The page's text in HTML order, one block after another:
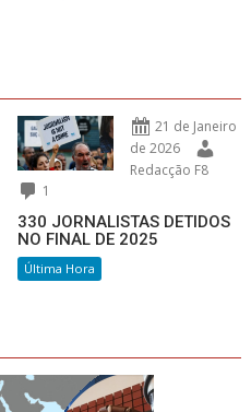
21 de Janeiro
de 2026
Redacção F8
1
330 JORNALISTAS DETIDOS
NO FINAL DE 2025
Última Hora